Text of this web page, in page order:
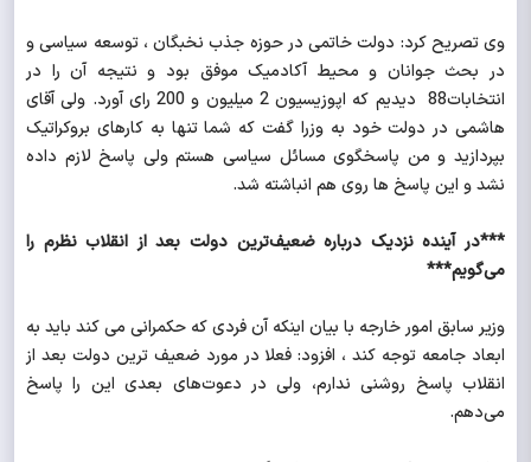
وی تصریح کرد: دولت خاتمی در حوزه جذب نخبگان ، توسعه سیاسی و
در بحث جوانان و محیط آکادمیک موفق بود و نتیجه آن را در
انتخابات88 دیدیم که اپوزیسیون 2 میلیون و 200 رای آورد. ولی آقای
هاشمی در دولت خود به وزرا گفت که شما تنها به کارهای بروکراتیک
بپردازید و من پاسخگوی مسائل سیاسی هستم ولی پاسخ لازم داده
نشد و این پاسخ ها روی هم انباشته شد.
***در آینده نزدیک درباره ضعیف‌ترین دولت بعد از انقلاب نظرم را
می‌گویم***
وزیر سابق امور خارجه با بیان اینکه آن فردی که حکمرانی می کند باید به
ابعاد جامعه توجه کند ، افزود: فعلا در مورد ضعیف ترین دولت بعد از
انقلاب پاسخ روشنی ندارم، ولی در دعوت‌های بعدی این را پاسخ
می‌دهم.